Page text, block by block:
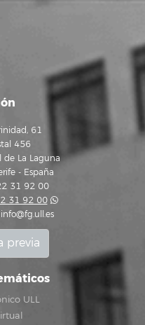
61
456
de La Laguna
- España
31 92 00
31 92 00
info@fg.ull.es
previa
ULL